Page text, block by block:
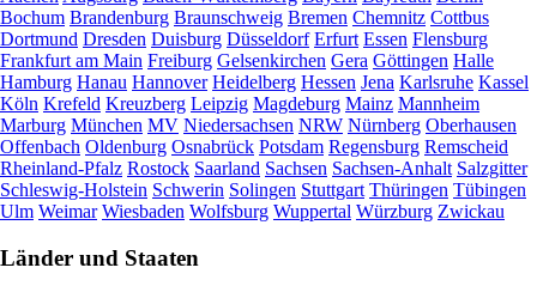
Bochum Brandenburg Braunschweig Bremen Chemnitz Cottbus
Dortmund Dresden Duisburg Düsseldorf Erfurt Essen Flensburg
Frankfurt am Main Freiburg Gelsenkirchen Gera Göttingen Halle
Hamburg Hanau Hannover Heidelberg Hessen Jena Karlsruhe Kassel
Köln Krefeld Kreuzberg Leipzig Magdeburg Mainz Mannheim
Marburg München MV Niedersachsen NRW Nürnberg Oberhausen
Offenbach Oldenburg Osnabrück Potsdam Regensburg Remscheid
Rheinland-Pfalz Rostock Saarland Sachsen Sachsen-Anhalt Salzgitter
Schleswig-Holstein Schwerin Solingen Stuttgart Thüringen Tübingen
Ulm Weimar Wiesbaden Wolfsburg Wuppertal Würzburg Zwickau
Länder und Staaten